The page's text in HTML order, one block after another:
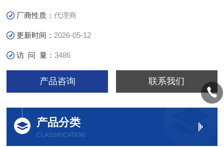
厂商性质：代理商
更新时间： 2026-05-12
访 问 量：3486
产品咨询 联系我们
产品分类
CLASSIFICATION